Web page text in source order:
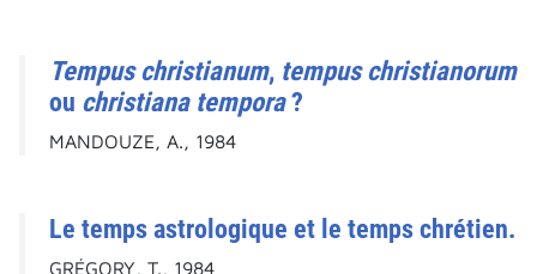
Tempus christianum, tempus christianorum
ou christiana tempora?
MANDOUZE, A., 1984
Le temps astrologique et le temps chrétien.
GRÉGORY, T., 1984